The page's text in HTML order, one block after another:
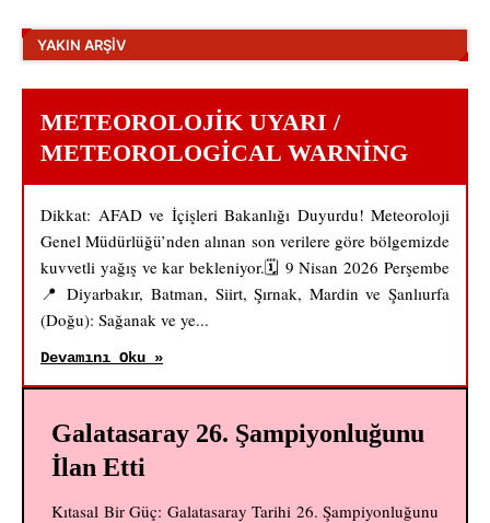
YAKIN ARŞIV
METEOROLOJIK UYARI /
METEOROLOGICAL WARNING
Dikkat: AFAD ve İçişleri Bakanlığı Duyurdu! Meteoroloji
Genel Müdürlüğü’nden alınan son verilere göre bölgemizde
kuvvetli yağış ve kar bekleniyor.🗓️ 9 Nisan 2026 Perşembe
📍 Diyarbakır, Batman, Siirt, Şırnak, Mardin ve Şanlıurfa
(Doğu): Sağanak ve ye...
Devamını Oku »
Galatasaray 26. Şampiyonluğunu
İlan Etti
Kıtasal Bir Güç: Galatasaray Tarihi 26. Şampiyonluğunu